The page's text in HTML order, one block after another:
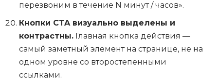
перезвоним в течение N минут / часов».
Кнопки CTA визуально выделены и
контрастны. Главная кнопка действия —
самый заметный элемент на странице, не на
одном уровне со второстепенными
ссылками.